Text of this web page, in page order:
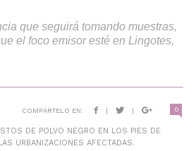
que seguirá tomando muestras,
el foco emisor esté en Lingotes,
COMPÁRTELO EN: | | 0
DE POLVO NEGRO EN LOS PIES DE
URBANIZACIONES AFECTADAS.